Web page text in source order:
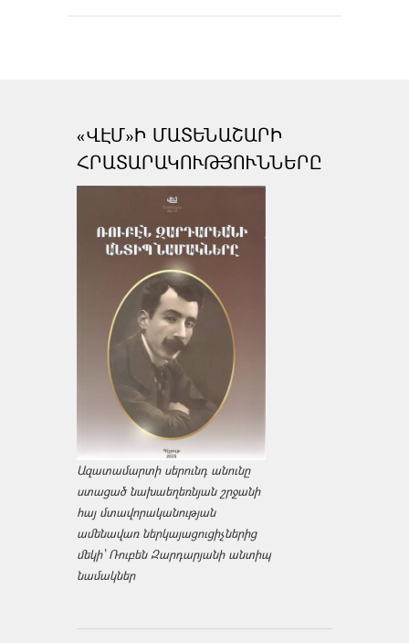
«ՎԷՄ»Ի ՄԱՏԵՆԱՇԱՐԻ
ՀՐԱՏԱՐԱԿՈՒԹՅՈՒՆՆԵՐԸ
Ազատամարտի սերունդ անունը
ստացած նախաեղեռնյան շրջանի
հայ մտավորականության
ամենավառ ներկայացուցիչներից
մեկի՝ Ռուբեն Զարդարյանի անտիպ
նամակներ